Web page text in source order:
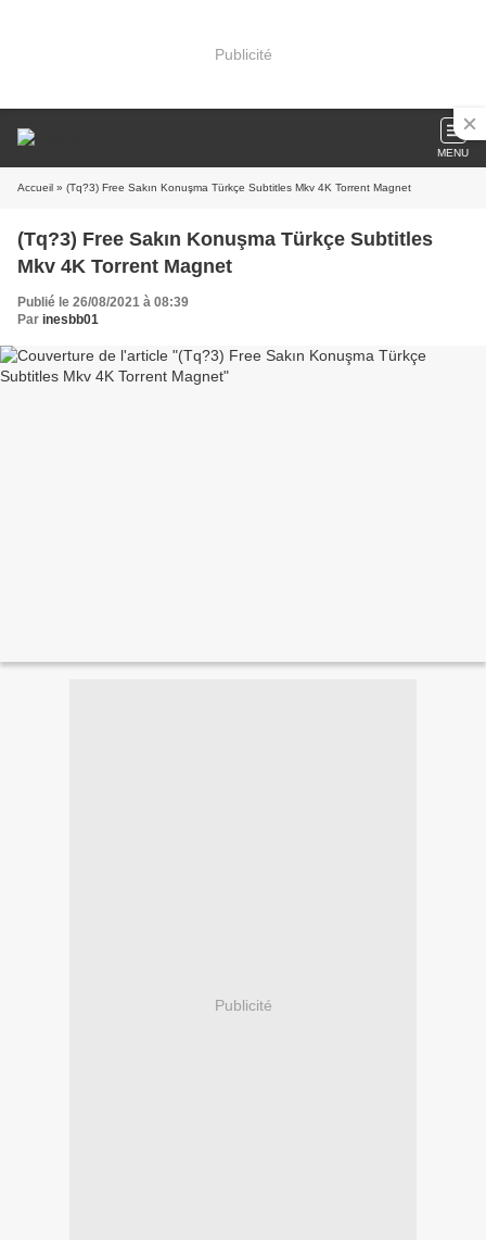
Publicité
MENU
Accueil » (Tq?3) Free Sakın Konuşma Türkçe Subtitles Mkv 4K Torrent Magnet
(Tq?3) Free Sakın Konuşma Türkçe Subtitles
Mkv 4K Torrent Magnet
Publié le 26/08/2021 à 08:39
Par inesbb01
Publicité